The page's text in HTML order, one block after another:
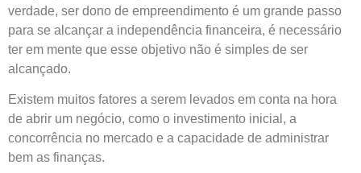
verdade, ser dono de empreendimento é um grande passo
para se alcançar a independência financeira, é necessário
ter em mente que esse objetivo não é simples de ser
alcançado.
Existem muitos fatores a serem levados em conta na hora
de abrir um negócio, como o investimento inicial, a
concorrência no mercado e a capacidade de administrar
bem as finanças.